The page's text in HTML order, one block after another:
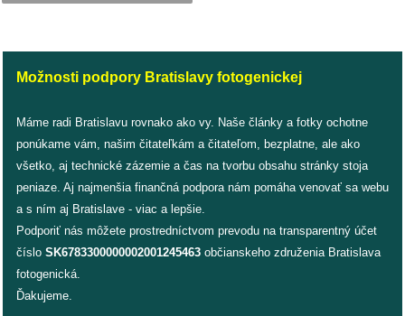
nás
kontaktujte
Možnosti podpory Bratislavy fotogenickej
Máme radi Bratislavu rovnako ako vy. Naše články a fotky ochotne
ponúkame vám, našim čitateľkám a čitateľom, bezplatne, ale ako
všetko, aj technické zázemie a čas na tvorbu obsahu stránky stoja
peniaze. Aj najmenšia finančná podpora nám pomáha venovať sa webu
a s ním aj Bratislave - viac a lepšie.
Podporiť nás môžete prostredníctvom prevodu na transparentný účet
číslo SK6783300000002001245463 občianskeho združenia Bratislava
fotogenická.
Ďakujeme.